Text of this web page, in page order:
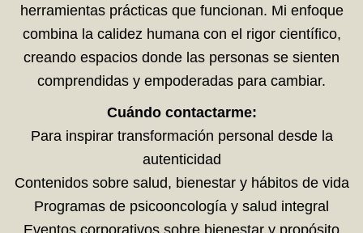
herramientas prácticas que funcionan. Mi enfoque
combina la calidez humana con el rigor científico,
creando espacios donde las personas se sienten
comprendidas y empoderadas para cambiar.
Cuándo contactarme:
Para inspirar transformación personal desde la
autenticidad
Contenidos sobre salud, bienestar y hábitos de vida
Programas de psicooncología y salud integral
Eventos corporativos sobre bienestar y propósito